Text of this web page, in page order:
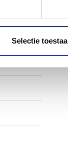
over uw
deze
Selectie